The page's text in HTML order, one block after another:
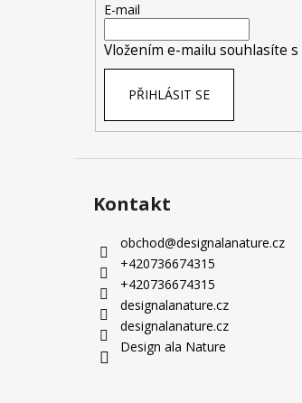
E-mail
Vložením e-mailu souhlasíte s
PŘIHLÁSIT SE
Kontakt
obchod@designalanature.cz
+420736674315
+420736674315
designalanature.cz
designalanature.cz
Design ala Nature